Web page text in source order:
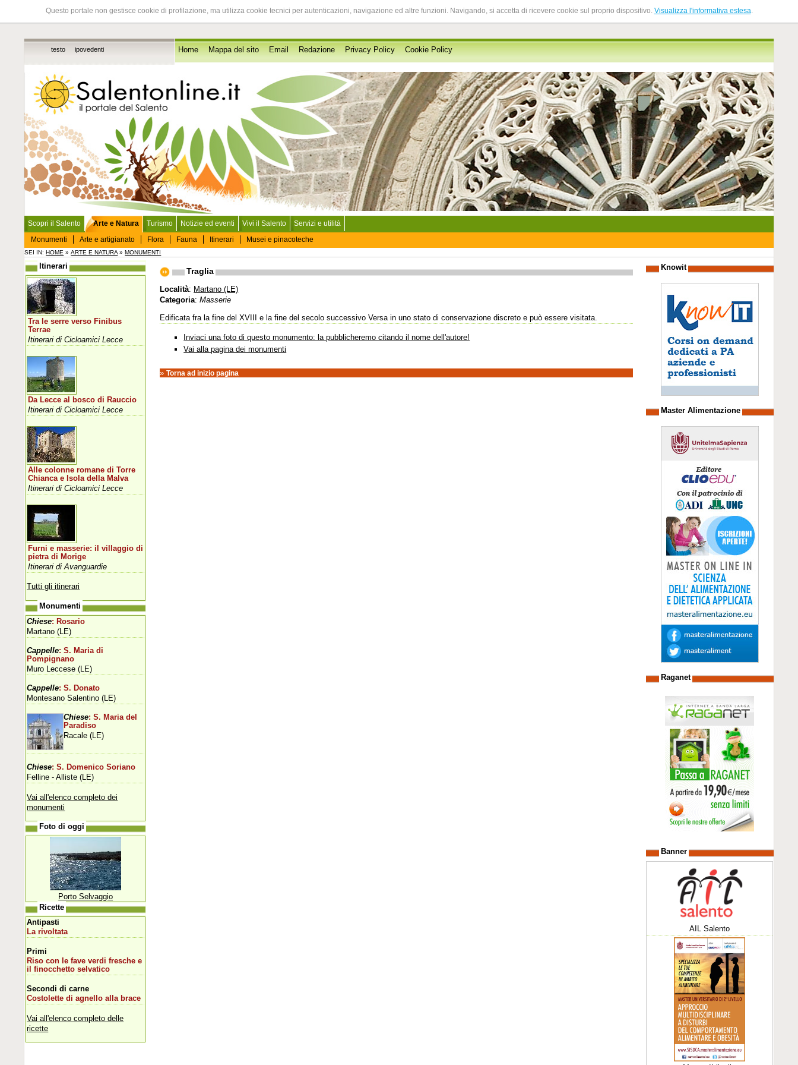
Questo portale non gestisce cookie di profilazione, ma utilizza cookie tecnici per autenticazioni, navigazione ed altre funzioni. Navigando, si accetta di ricevere cookie sul proprio dispositivo. Visualizza l'informativa estesa.
testo ipovedenti Home Mappa del sito Email Redazione Privacy Policy Cookie Policy
Scopri il Salento
Arte e Natura
Monumenti
Arte e artigianato Flora Fauna Itinerari Musei e pinacoteche
Turismo Notizie ed eventi Vivi il Salento Servizi e utilità
SEI IN:HOME »ARTE E NATURA »MONUMENTI
Traglia
Località: Martano (LE)
Categoria:Masserie
Edificata fra la fine del XVIII e la fine del secolo successivo Versa in uno stato di conservazione discreto e può essere visitata.
Inviaci una foto di questo monumento: la pubblicheremo citando il nome dell'autore!
Vai alla pagina dei monumenti
»Torna ad inizio pagina
Itinerari
Tra le serre verso Finibus
Terrae
Itinerari di Cicloamici Lecce
Da Lecce al bosco di Rauccio
Itinerari di Cicloamici Lecce
Alle colonne romane di Torre
Chianca e Isola della Malva
Itinerari di Cicloamici Lecce
Furni e masserie: il villaggio di
pietra di Morige
Itinerari di Avanguardie
Tutti gli itinerari
Monumenti
Chiese: Rosario
Martano (LE)
Cappelle: S. Maria di
Pompignano
Muro Leccese (LE)
Cappelle: S. Donato
Montesano Salentino (LE)
Chiese: S. Maria del
Paradiso
Racale (LE)
Chiese: S. Domenico Soriano
Felline - Alliste (LE)
Vai all'elenco completo dei
monumenti
Foto di oggi
Porto Selvaggio
Ricette
Antipasti
La rivoltata
Primi
Riso con le fave verdi fresche e
il finocchetto selvatico
Secondi di carne
Costolette di agnello alla brace
Vai all'elenco completo delle
ricette
Knowit
Master Alimentazione
Raganet
Banner
AIL Salento